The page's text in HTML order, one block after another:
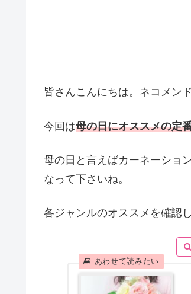
皆さんこんにちは。ネコメンド
今回は母の日にオススメの定
母の日と言えばカーネーショ
なって下さいね。
各ジャンルのオススメを確認